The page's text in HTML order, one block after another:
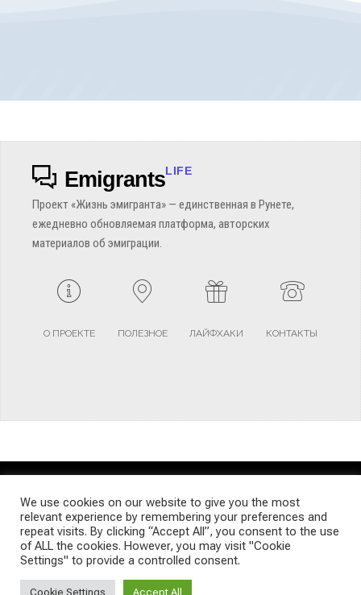
EmigrantsLIFE
Проект «Жизнь эмигранта» — единственная в Рунете,
ежедневно обновляемая платформа, авторских
материалов об эмиграции.
О ПРОЕКТЕ ПОЛЕЗНОЕ ЛАЙФХАКИ КОНТАКТЫ
TERMS AND CONDITIONS PRIVACY POLICY SITEMAP
© Emigrants Life WordPress Theme by TagDiv
We use cookies on our website to give you the most
relevant experience by remembering your preferences and
repeat visits. By clicking “Accept All”, you consent to the use
of ALL the cookies. However, you may visit "Cookie
Settings" to provide a controlled consent.
Cookie Settings Accept All